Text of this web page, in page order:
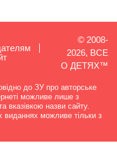
© 2008-
2026, ВСЕ
О ДЕТЯХ™
до ЗУ про авторське
можливе лише з
вказівкою назви сайту.
виданнях можливе тільки з